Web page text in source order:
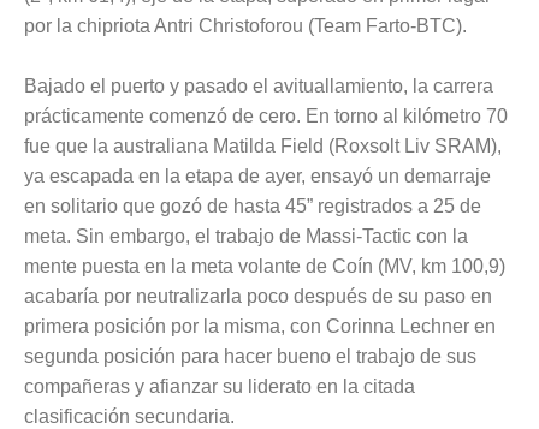
por la chipriota Antri Christoforou (Team Farto-BTC).
Bajado el puerto y pasado el avituallamiento, la carrera
prácticamente comenzó de cero. En torno al kilómetro 70
fue que la australiana Matilda Field (Roxsolt Liv SRAM),
ya escapada en la etapa de ayer, ensayó un demarraje
en solitario que gozó de hasta 45” registrados a 25 de
meta. Sin embargo, el trabajo de Massi-Tactic con la
mente puesta en la meta volante de Coín (MV, km 100,9)
acabaría por neutralizarla poco después de su paso en
primera posición por la misma, con Corinna Lechner en
segunda posición para hacer bueno el trabajo de sus
compañeras y afianzar su liderato en la citada
clasificación secundaria.